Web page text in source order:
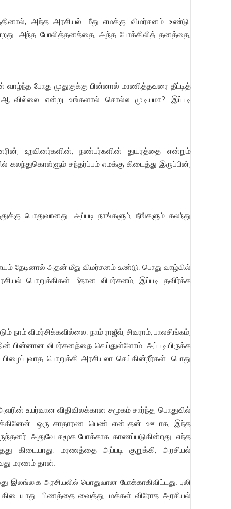
அந்த அரசியல் மீது எமக்கு விமர்சனம் உண்டு.
அந்த போலித்தனத்தை, அந்த போக்கிலித் தனத்தை,
போது முதுகுக்கு பின்னால் மரணித்தவரை தீட்டித்
என்று உங்களால் சொல்ல முடியமா? இப்படி
உறவினர்களின், நண்பர்களின் துயரத்தை என்றும்
கலந்துகொள்ளும் சந்தர்ப்பம் எமக்கு கிடைத்து இருப்பின்,
பொதுவானது. அப்படி நாங்களும், நீங்களும் கலந்து
தேடினால் அதன் மீது விமர்சனம் உண்டு. பொது வாழ்வில்
பொறுக்கிகள் மீதான விமர்சனம், இப்படி தவிர்க்க
விமர்சிக்கவில்லை. நாம் ராஜீவ், சிவராம், பாலசிங்கம்,
பின்னான விமர்சனத்தை செய்துள்ளோம். அப்படியிருக்க
பொறுக்கி அரசியலா செய்கின்றீர்கள். பொது
உயர்வான விதிவிலக்கான சமூகம் சார்ந்த, பொதுவில்
ஒரு சாதாரண பெண் என்பதன் ஊடாக, இந்த
அதுவே சமூக போக்காக காணப்படுகின்றது. எந்த
கிடையாது. மரணத்தை அப்படி குறுக்கி, அரசியல்
மரணம் தான்.
அரசியலில் பொதுவான போக்காகிவிட்டது. புலி
கிடையாது. பிணத்தை வைத்து, மக்கள் விரோத அரசியல்